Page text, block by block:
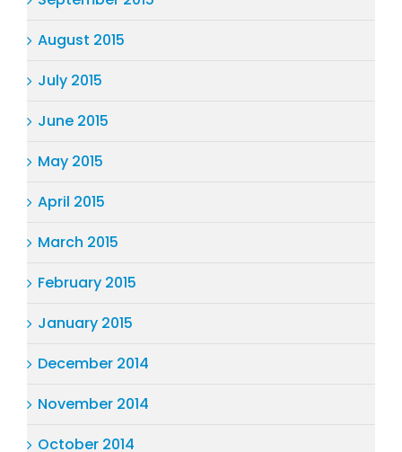
August 2015
July 2015
June 2015
May 2015
April 2015
March 2015
February 2015
January 2015
December 2014
November 2014
October 2014